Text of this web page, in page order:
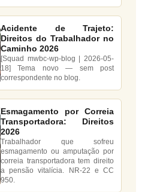
Acidente de Trajeto:
Direitos do Trabalhador no
Caminho 2026
[Squad mwbc-wp-blog | 2026-05-
18] Tema novo — sem post
correspondente no blog.
Esmagamento por Correia
Transportadora: Direitos
2026
Trabalhador que sofreu
esmagamento ou amputação por
correia transportadora tem direito
a pensão vitalícia. NR-22 e CC
950.